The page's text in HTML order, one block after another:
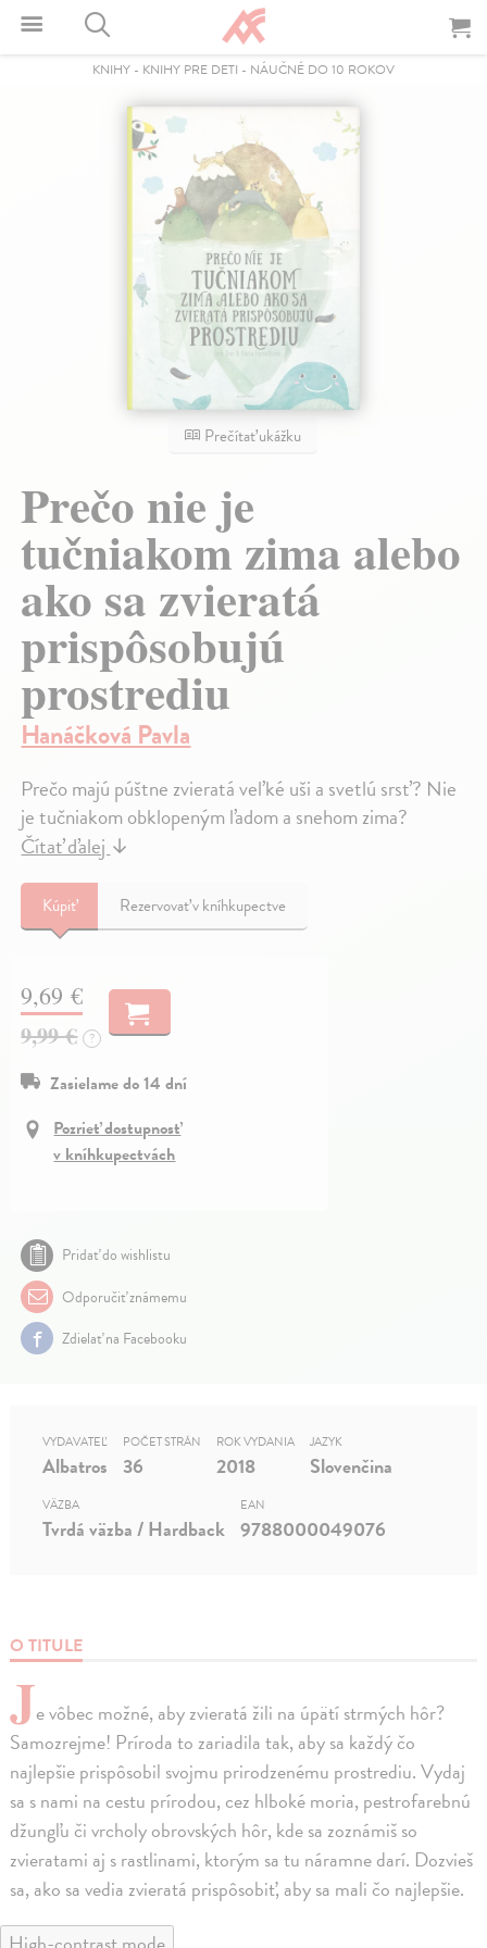
KNIHY - KNIHY PRE DETI - NÁUČNÉ DO 10 ROKOV
Prečítať ukážku
Prečo nie je
tučniakom zima alebo
ako sa zvieratá
prispôsobujú
prostrediu
Hanáčková Pavla
Prečo majú púštne zvieratá veľké uši a svetlú srsť? Nie
je tučniakom obklopeným ľadom a snehom zima?
Čítať ďalej↓
Kúpiť Rezervovať v kníhkupectve
9,69 €
9,99 €
?
Zasielame do 14 dní
Pozrieť dostupnosť
v kníhkupectvách
Pridať do wishlistu
Odporučiť známemu
Zdielať na Facebooku
O TITULE
Je vôbec možné, aby zvieratá žili na úpätí strmých hôr?
Samozrejme! Príroda to zariadila tak, aby sa každý čo
najlepšie prispôsobil svojmu prirodzenému prostrediu. Vydaj
sa s nami na cestu prírodou, cez hlboké moria, pestrofarebnú
džungľu či vrcholy obrovských hôr, kde sa zoznámiš so
zvieratami aj s rastlinami, ktorým sa tu náramne darí. Dozvieš
sa, ako sa vedia zvieratá prispôsobiť, aby sa mali čo najlepšie.
VYDAVATEĽ
Albatros
POČET STRÁN
36
ROK VYDANIA
2018
JAZYK
Slovenčina
VÄZBA
Tvrdá väzba / Hardback
EAN
9788000049076